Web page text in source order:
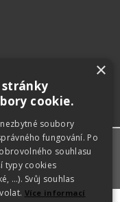
na výlety, ...
×
cookie.
soubory
fungování. Po
souhlasu
typy cookies
…). Svůj souhlas
Více informací